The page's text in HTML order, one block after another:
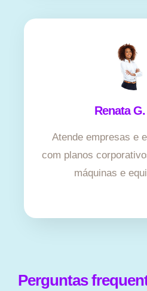
Renata
Atende empresas e
com planos
máquinas e
Perguntas